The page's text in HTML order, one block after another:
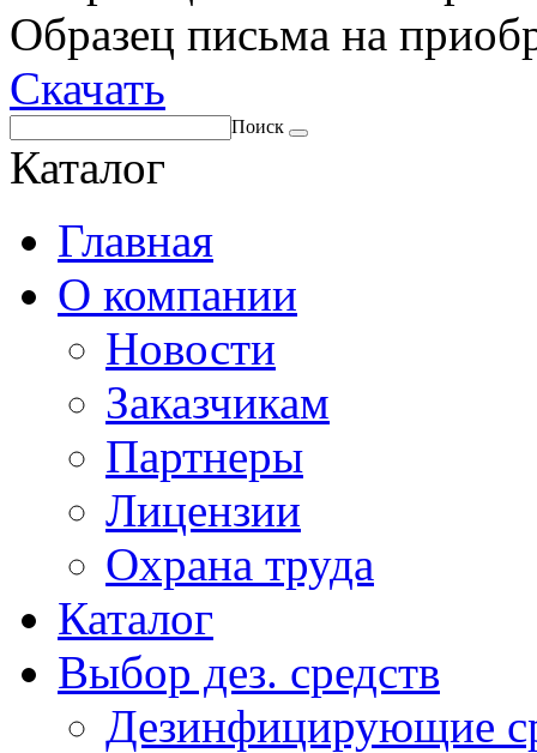
Образец письма на
Скачать
Поиск
Каталог
Главная
О компании
Новости
Заказчикам
Партнеры
Лицензии
Охрана труда
Каталог
Выбор дез. средств
Дезинфицирующие